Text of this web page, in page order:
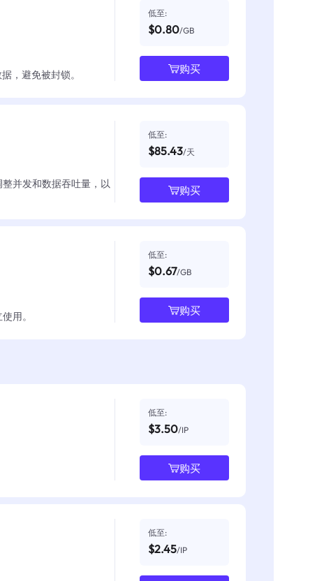
，避免被封锁。
低至:
$0.80/GB
购买
并发和数据吞吐量，以
低至:
$85.43/天
购买
用。
低至:
$0.67/GB
购买
低至:
$3.50/IP
购买
低至:
$2.45/IP